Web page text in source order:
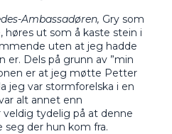
Ambassadøren, Gry som
høres ut som å kaste stein i
uten at jeg hadde
er. Dels på grunn av ”min
er at jeg møtte Petter
jeg var stormforelska i en
alt annet enn
tydelig på at denne
seg der hun kom fra.